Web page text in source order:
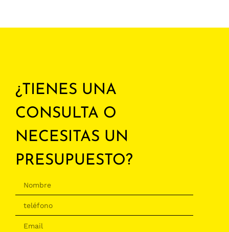
¿TIENES UNA
CONSULTA O
NECESITAS UN
PRESUPUESTO?